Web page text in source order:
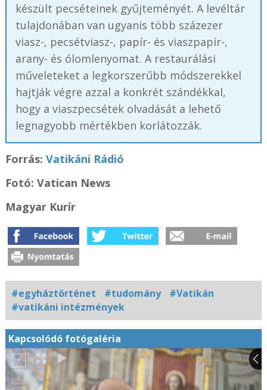
készült pecséteinek gyűjteményét. A levéltár
tulajdonában van ugyanis több százezer
viasz-, pecsétviasz-, papír- és viaszpapír-,
arany- és ólomlenyomat. A restaurálási
műveleteket a legkorszerűbb módszerekkel
hajtják végre azzal a konkrét szándékkal,
hogy a viaszpecsétek olvadását a lehető
legnagyobb mértékben korlátozzák.
Forrás: Vatikáni Rádió
Fotó: Vatican News
Magyar Kurír
#egyháztörténet #tudomány
#Vatikán
#vatikáni intézmények
Kapcsolódó fotógaléria